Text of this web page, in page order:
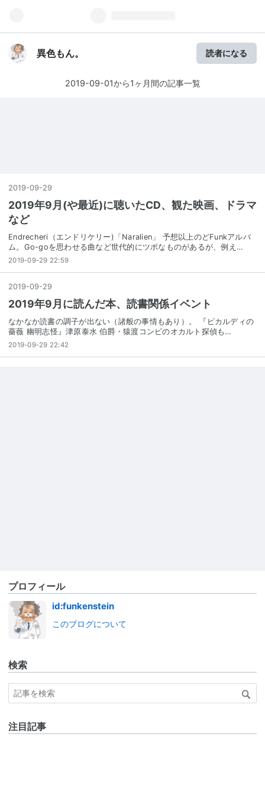
異色もん。 読者になる
2019-09-01から1ヶ月間の記事一覧
2019-09-29
2019年9月(や最近)に聴いたCD、観た映画、ドラマ
など
Endrecheri（エンドリケリー)「Naralien」 予想以上のどFunkアルバ
ム。Go-goを思わせる曲など世代的にツボなものがあるが、例え…
2019-09-29 22:59
2019-09-29
2019年9月に読んだ本、読書関係イベント
なかなか読書の調子が出ない（諸般の事情もあり）。 『ピカルディの
薔薇 幽明志怪』津原泰水 伯爵・猿渡コンビのオカルト探偵も…
2019-09-29 22:42
プロフィール
id:funkenstein
このブログについて
検索
注目記事